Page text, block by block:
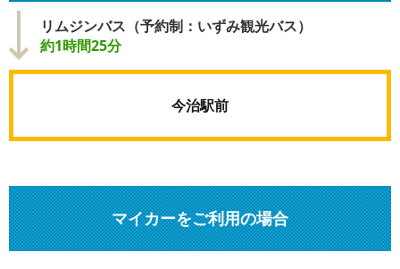
リムジンバス（予約制：いずみ観光バス）
約1時間25分
今治駅前
マイカーをご利用の場合